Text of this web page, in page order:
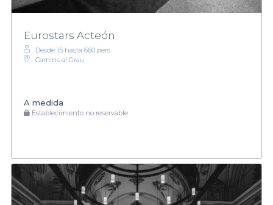
Eurostars Acteón
Desde 15 hasta 660 pers.
Camins al Grau
A medida
Establecimiento no reservable